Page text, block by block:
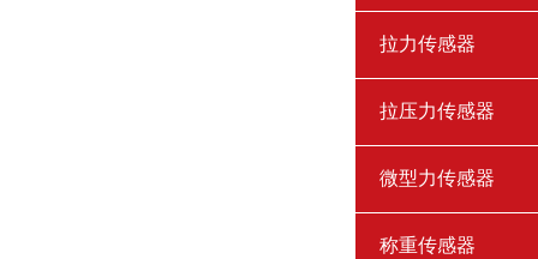
拉力传感器
拉压力传感器
微型力传感器
称重传感器